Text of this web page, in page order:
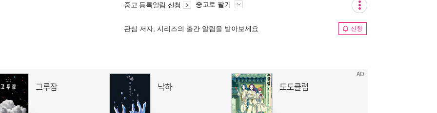
중고 등록알림 신청 중고로 팔기
관심 저자, 시리즈의 출간 알림을 받아보세요 신청